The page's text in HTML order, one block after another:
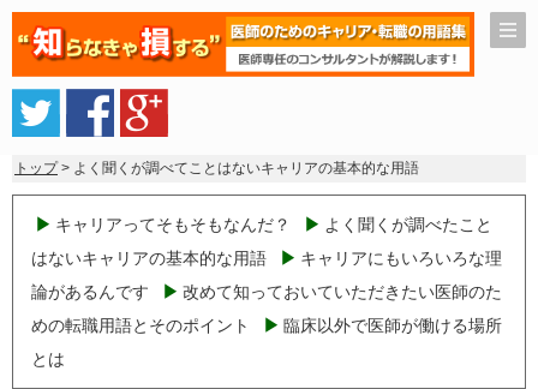
トップ> よく聞くが調べてことはないキャリアの基本的な用語
キャリアってそもそもなんだ？
よく聞くが調べたこと
はないキャリアの基本的な用語
キャリアにもいろいろな理
論があるんです
改めて知っておいていただきたい医師のた
めの転職用語とそのポイント
臨床以外で医師が働ける場所
とは